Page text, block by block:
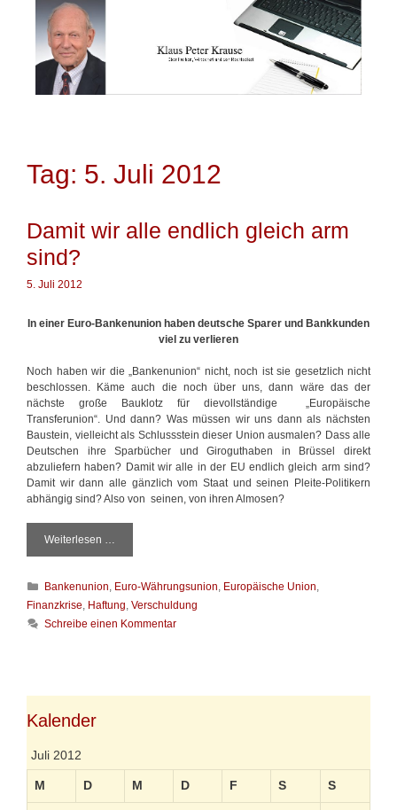
Tag: 5. Juli 2012
Damit wir alle endlich gleich arm
sind?
5. Juli 2012
In einer Euro-Bankenunion haben deutsche Sparer und Bankkunden
viel zu verlieren
Noch haben wir die „Bankenunion“ nicht, noch ist sie gesetzlich nicht
beschlossen. Käme auch die noch über uns, dann wäre das der
nächste große Bauklotz für dievollständige „Europäische
Transferunion“. Und dann? Was müssen wir uns dann als nächsten
Baustein, vielleicht als Schlussstein dieser Union ausmalen? Dass alle
Deutschen ihre Sparbücher und Giroguthaben in Brüssel direkt
abzuliefern haben? Damit wir alle in der EU endlich gleich arm sind?
Damit wir dann alle gänzlich vom Staat und seinen Pleite-Politikern
abhängig sind? Also von seinen, von ihren Almosen?
Weiterlesen …
a
i
t
w
l
K
a
t
i
e
n
Bankenunion, Euro-Währungsunion, Europäische Union,
Finanzkrise, Haftung, Verschuldung
Schreibe einen Kommentar
Kalender
Juli 2012
M D M D F S S